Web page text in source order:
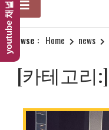
Browse : Home news
[카테고리:]
youtube 채널